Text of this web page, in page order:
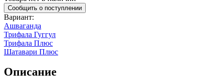
Сообщить о поступлении
Вариант:
Ашваганда
Трифала Гуггул
Трифала Плюс
Шатавари Плюс
Описание